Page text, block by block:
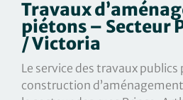
Travaux
piétons – Secteur
/ Victoria
Le service des travaux publics
construction